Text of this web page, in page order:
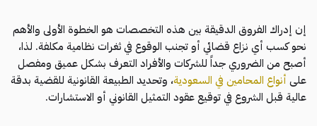
إن إدراك الفروق الدقيقة بين هذه التخصصات هو الخطوة الأولى والأهم
نحو كسب أي نزاع قضائي أو تجنب الوقوع في ثغرات نظامية مكلفة. لذا،
أصبح من الضروري جداً للشركات والأفراد التعرف بشكل عميق ومفصل
على أنواع المحامين في السعودية، وتحديد الطبيعة القانونية للقضية بدقة
عالية قبل الشروع في توقيع عقود التمثيل القانوني أو الاستشارات.